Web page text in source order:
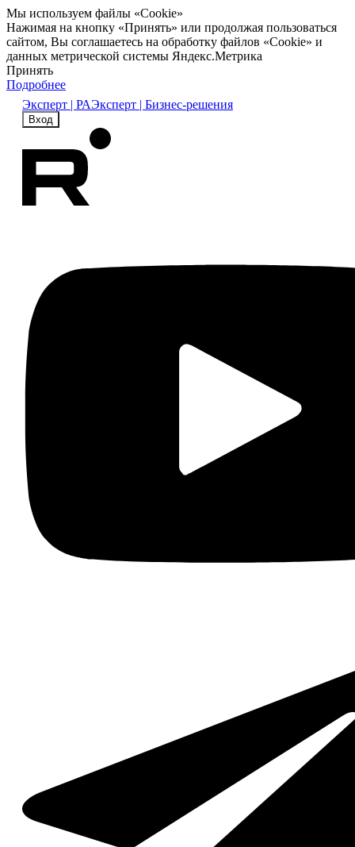
Мы используем файлы «Cookie»
Нажимая на кнопку «Принять» или продолжая пользоваться
сайтом, Вы соглашаетесь на обработку файлов «Cookie» и
данных метрической системы Яндекс.Метрика
Принять
Подробнее
Эксперт | РАЭксперт | Бизнес-решения
Вход